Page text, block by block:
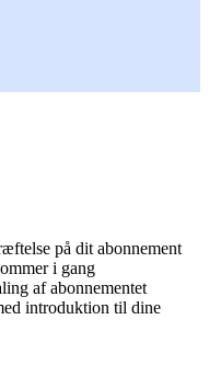
på dit abonnement
i gang
af abonnementet
introduktion til dine